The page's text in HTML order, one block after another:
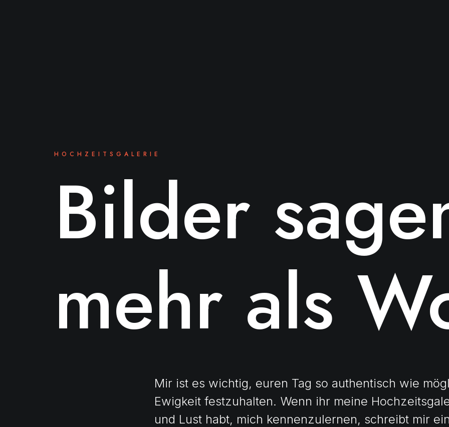
HOCHZEITSGALERIE
Bilder
mehr als
Mir ist es wichtig, euren Tag so authentisch wie
Ewigkeit festzuhalten. Wenn ihr meine
und Lust habt, mich kennenzulernen, schreibt mir